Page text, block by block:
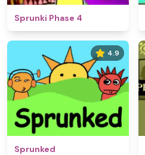
Sprunki Phase 4
4.9
Sprunked